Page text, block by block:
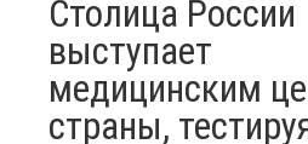
Столица России
выступает
медицинским
страны,